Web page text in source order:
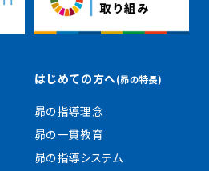
はじめての方へ(昴の特長)
昴の指導理念
昴の一貫教育
昴の指導システム